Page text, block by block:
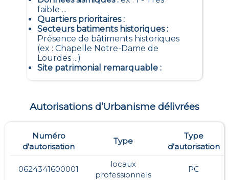
faible ...
Quartiers prioritaires:
Secteurs batiments historiques:
Présence de bâtiments historiques
(ex : Chapelle Notre-Dame de
Lourdes ...)
Site patrimonial remarquable:
Autorisations d’Urbanisme délivrées
Numéro
d’autorisation
Type
Type
d’autorisation
0624341600001
locaux
professionnels
PC